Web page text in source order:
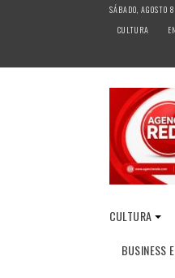
SÁBADO, AGOSTO
CULTURA
CULTURA
BUSINESS